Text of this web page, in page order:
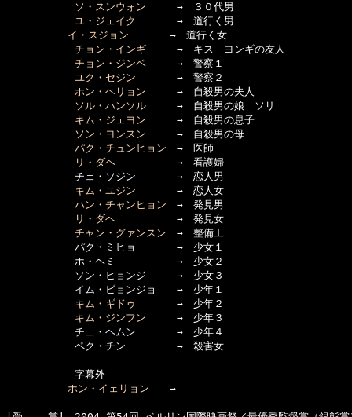
ソ・スンウォン →　３０代男
ユ・ジェイク
→　道行く男
イ・スジョン →　道行く女
チョン・インギ →　キス　ヨンギの友人
チョン・ジンベ →　警察１
ユク・セジン →　警察２
ホン・ヘリョン →　自殺男の夫人
ソル・ハンソル →　自殺男の娘　ソリ
キム・ジェヨン →　自殺男の息子
ソン・ヨンスン →　自殺男の母
パク・チュンヒョン →　医師
リ・ダヘ →　看護婦
      　　　チェ・ソジン　　　　→　恋人男
キム・ユジン →　恋人女
ハン・チャンヒョン →　発見男
リ・ダヘ →　発見女
チャン・グァンスン →　整備工
      　　　パク・ミヒョ　　　　→　少女１
      　　　ホ・ヘミ　　　　　　→　少女２
      　　　ソン・ヒョンジ　　　→　少女３
      　　　イム・ビョンジョ　　→　少年１
キム・ギドゥ
→　少年２
キム・ジンフン →　少年３
      　　　チェ・ヘムン　　　　→　少年４
      　　　ペク・チン　　　　　→　殺害女
      　　　字幕外
ホン・イェリョン →